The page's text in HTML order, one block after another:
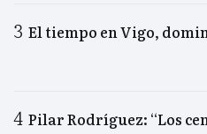
El tiempo en Vigo,
Pilar Rodríguez: “Los